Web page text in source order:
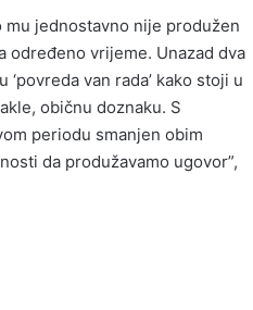
mu jednostavno nije produžen
određeno vrijeme. Unazad dva
van rada’ kako stoji u
običnu doznaku. S
periodu smanjen obim
da produžavamo ugovor”,